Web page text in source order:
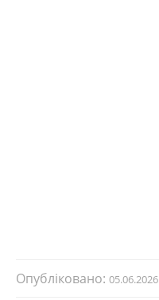
Опубліковано: 05.06.2026